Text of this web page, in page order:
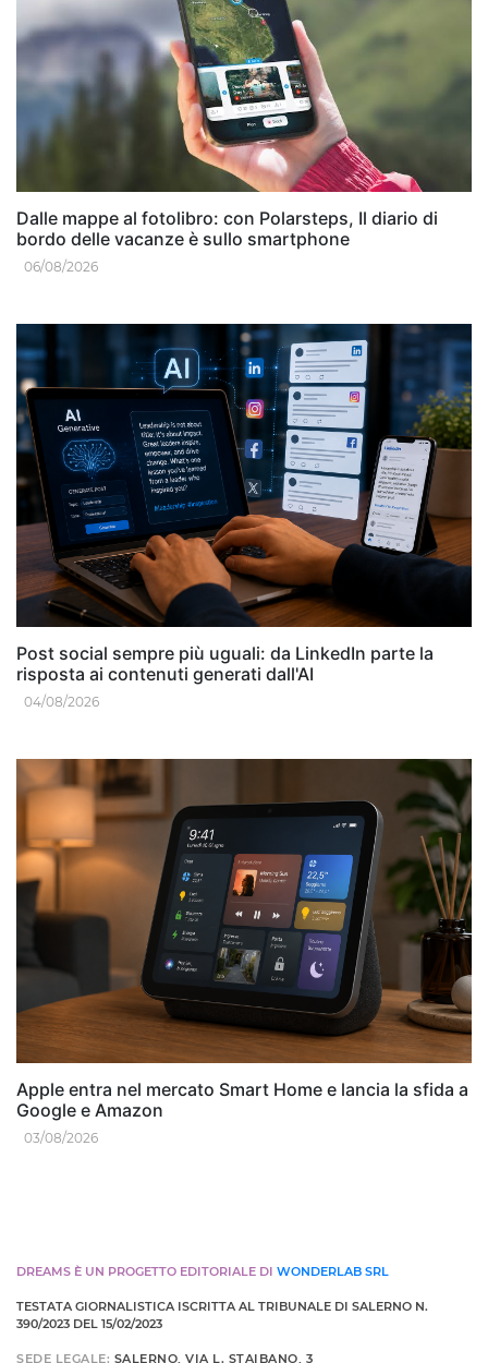
Dalle mappe al fotolibro: con Polarsteps, Il diario di
bordo delle vacanze è sullo smartphone
06/08/2026
Post social sempre più uguali: da LinkedIn parte la
risposta ai contenuti generati dall'AI
04/08/2026
Apple entra nel mercato Smart Home e lancia la sfida a
Google e Amazon
03/08/2026
DREAMS È UN PROGETTO EDITORIALE DI WONDERLAB SRL
TESTATA GIORNALISTICA ISCRITTA AL TRIBUNALE DI SALERNO N.
390/2023 DEL 15/02/2023
SEDE LEGALE: SALERNO, VIA L. STAIBANO, 3